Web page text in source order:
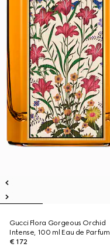
Gucci Flora Gorgeous Orchid
Intense, 100 ml Eau de Parfum
€ 172